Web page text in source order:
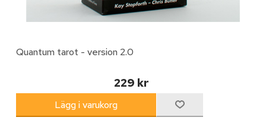
Quantum tarot - version 2.0
229 kr